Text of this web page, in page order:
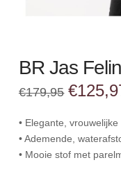
BR Jas
€179,95 prijs
€179,95.
€
• Elegante,
• Ademende,
• Mooie stof met